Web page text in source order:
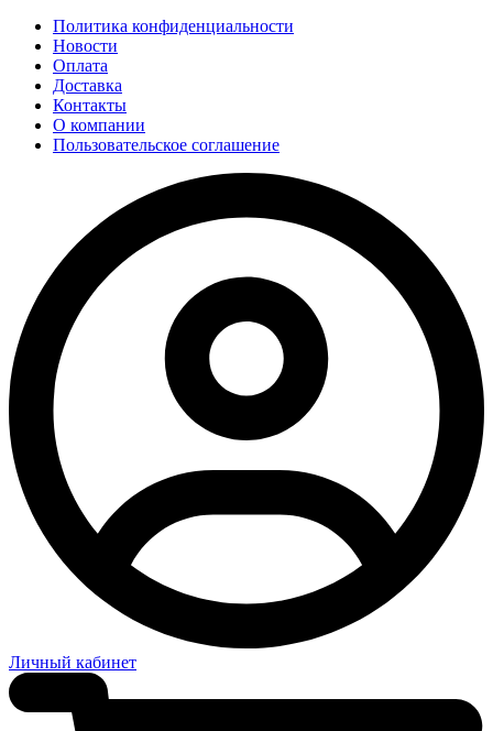
Политика конфиденциальности
Новости
Оплата
Доставка
Контакты
О компании
Пользовательское соглашение
Личный кабинет